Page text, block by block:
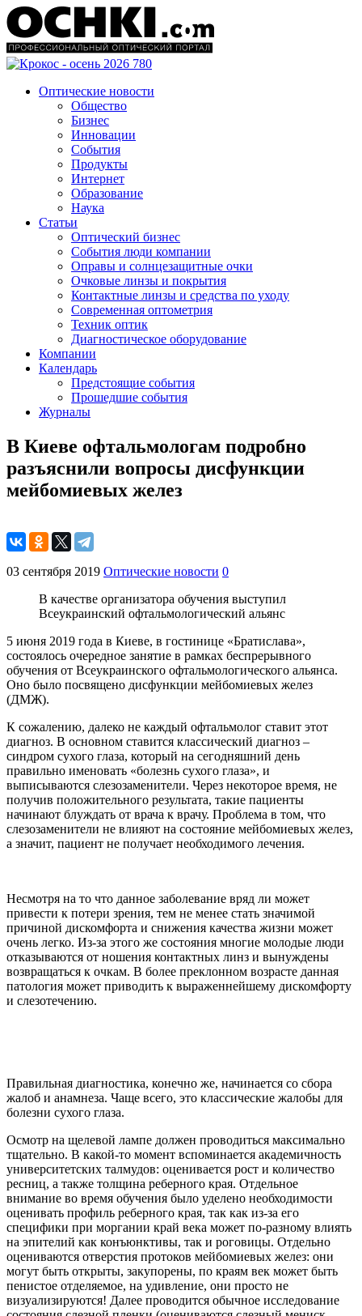
Оптические новости
Общество
Бизнес
Инновации
События
Продукты
Интернет
Образование
Наука
Статьи
Оптический бизнес
События люди компании
Оправы и солнцезащитные очки
Очковые линзы и покрытия
Контактные линзы и средства по уходу
Современная оптометрия
Техник оптик
Диагностическое оборудование
Компании
Календарь
Предстоящие события
Прошедшие события
Журналы
В Киеве офтальмологам подробно
разъяснили вопросы дисфункции
мейбомиевых желез
03 сентября 2019 Оптические новости 0
В качестве организатора обучения выступил
Всеукраинский офтальмологический альянс
5 июня 2019 года в Киеве, в гостинице «Братислава»,
состоялось очередное занятие в рамках беспрерывного
обучения от Всеукраинского офтальмологического альянса.
Оно было посвящено дисфункции мейбомиевых желез
(ДМЖ).
К сожалению, далеко не каждый офтальмолог ставит этот
диагноз. В основном ставится классический диагноз –
синдром сухого глаза, который на сегодняшний день
правильно именовать «болезнь сухого глаза», и
выписываются слезозаменители. Через некоторое время, не
получив положительного результата, такие пациенты
начинают блуждать от врача к врачу. Проблема в том, что
слезозаменители не влияют на состояние мейбомиевых желез,
а значит, пациент не получает необходимого лечения.
Несмотря на то что данное заболевание вряд ли может
привести к потери зрения, тем не менее стать значимой
причиной дискомфорта и снижения качества жизни может
очень легко. Из-за этого же состояния многие молодые люди
отказываются от ношения контактных линз и вынуждены
возвращаться к очкам. В более преклонном возрасте данная
патология может приводить к выраженнейшему дискомфорту
и слезотечению.
Правильная диагностика, конечно же, начинается со сбора
жалоб и анамнеза. Чаще всего, это классические жалобы для
болезни сухого глаза.
Осмотр на щелевой лампе должен проводиться максимально
тщательно. В какой-то момент вспоминается академичность
университетских талмудов: оценивается рост и количество
ресниц, а также толщина реберного края. Отдельное
внимание во время обучения было уделено необходимости
оценивать профиль реберного края, так как из-за его
специфики при моргании край века может по-разному влиять
на эпителий как конъюнктивы, так и роговицы. Отдельно
оцениваются отверстия протоков мейбомиевых желез: они
могут быть открыты, закупорены, по краям век может быть
пенистое отделяемое, на удивление, они просто не
визуализируются! Далее проводится обычное исследование